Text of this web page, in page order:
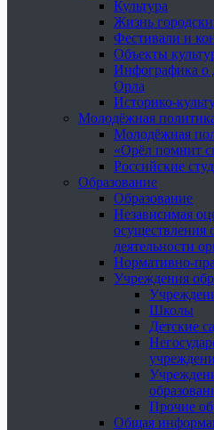
Культура
Жизнь
Фестивали и
Объекты
Инфографика о
Орла
Историко-
Молодёжная
Молодёжная
«Орёл помнит
Российские
Образование
Образование
Независимая
осуществления
деятельности
Нормативно-
Учреждения
Школы
Детские
Прочие
Общая